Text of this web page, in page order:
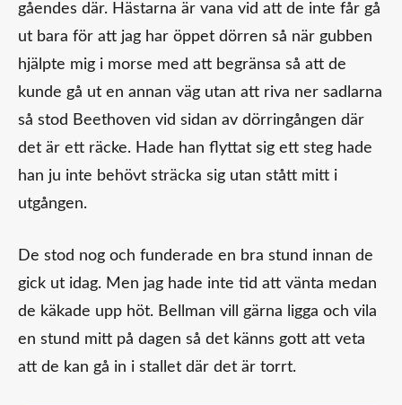
gåendes där. Hästarna är vana vid att de inte får gå
ut bara för att jag har öppet dörren så när gubben
hjälpte mig i morse med att begränsa så att de
kunde gå ut en annan väg utan att riva ner sadlarna
så stod Beethoven vid sidan av dörringången där
det är ett räcke. Hade han flyttat sig ett steg hade
han ju inte behövt sträcka sig utan stått mitt i
utgången.
De stod nog och funderade en bra stund innan de
gick ut idag. Men jag hade inte tid att vänta medan
de käkade upp höt. Bellman vill gärna ligga och vila
en stund mitt på dagen så det känns gott att veta
att de kan gå in i stallet där det är torrt.